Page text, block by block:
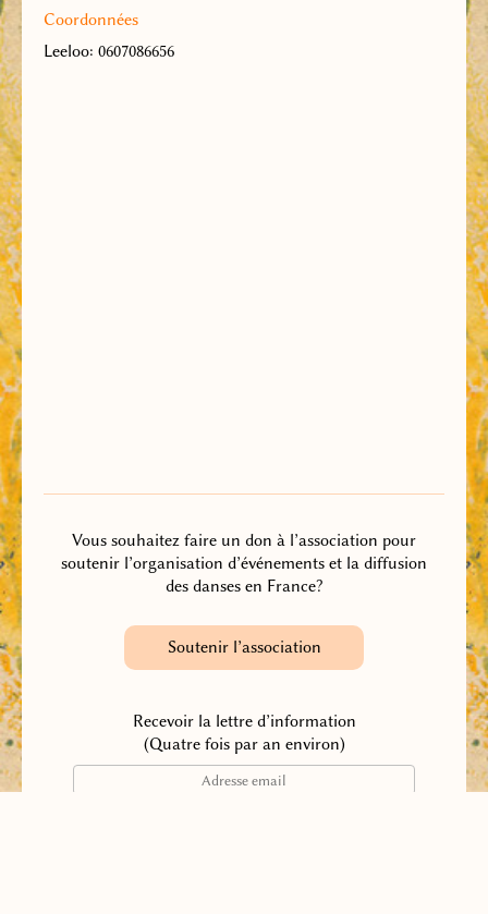
Coordonnées
Leeloo: 0607086656
Vous souhaitez faire un don à l’association pour
soutenir l’organisation d’événements et la diffusion
des danses en France?
Soutenir l’association
Recevoir la lettre d’information
(Quatre fois par an environ)